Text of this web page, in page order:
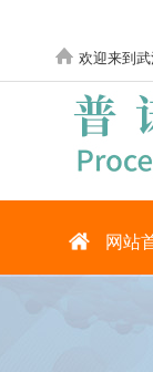
欢迎来到
网站